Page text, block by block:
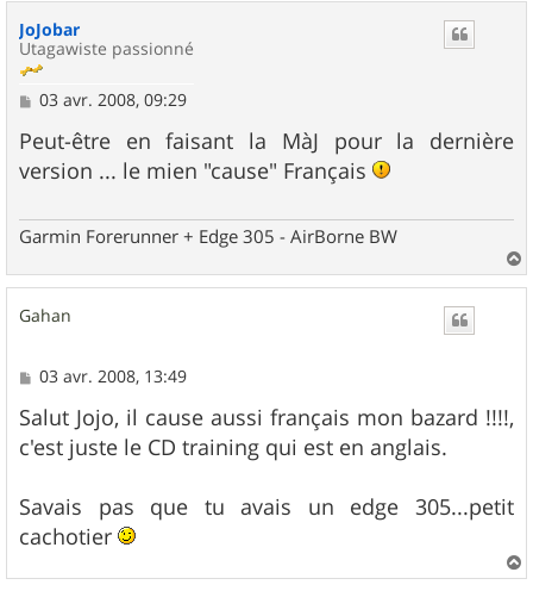
JoJobar
Utagawiste passionné
M
s
s
a
03 avr. 2008, 09:29
Peut-être en faisant la MàJ pour la dernière
version ... le mien "cause" Français
Garmin Forerunner + Edge 305 - AirBorne BW
a
Gahan
M
s
s
a
03 avr. 2008, 13:49
Salut Jojo, il cause aussi français mon bazard !!!!,
c'est juste le CD training qui est en anglais.
Savais pas que tu avais un edge 305...petit
cachotier
a